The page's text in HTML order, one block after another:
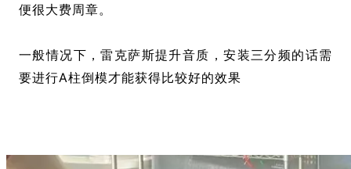
便很大费周章。
一般情况下，雷克萨斯提升音质，安装三分频的话需
要进行A柱倒模才能获得比较好的效果